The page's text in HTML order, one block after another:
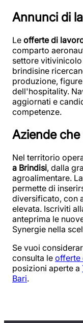
Annunci di
Le offerte di
comparto
settore
brindisine
produzione,
dell'hospitality.
aggiornati e
competenze.
Aziende
Nel territorio
a Brindisi, dalla
agroalimentare.
permette di
diversificato, con
elevata. Iscriviti
anteprima le
Synergie nella
Se vuoi
consulta le offerte
posizioni aperte a
Bari.